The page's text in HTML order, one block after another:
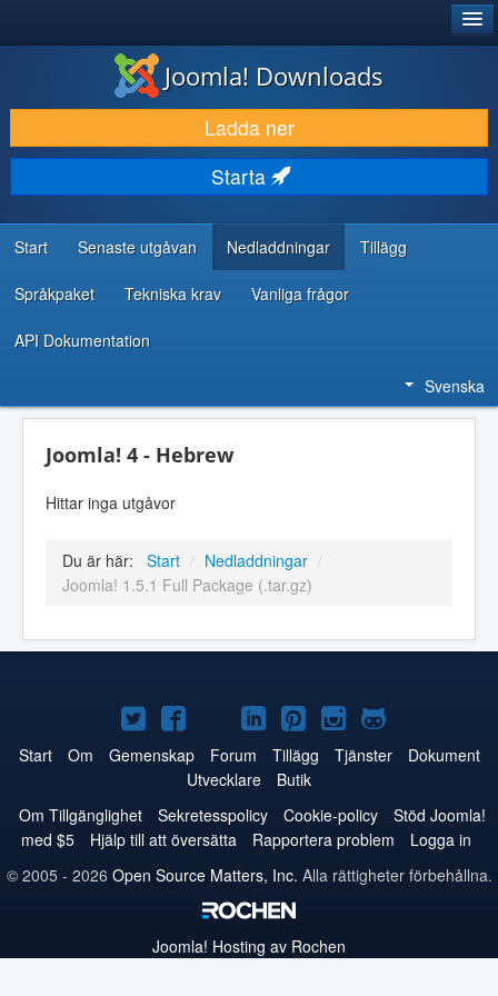
LADDA NER & UTÖKA
UPPTÄCK & LÄR
GEMENSKAP & SUPPORT
RESURSER FÖR UTVECKLARE
Joomla! Downloads
Ladda ner
Starta
Start Senaste utgåvan Nedladdningar Tillägg
Språkpaket Tekniska krav Vanliga frågor
API Dokumentation
Svenska
Joomla! 4 - Hebrew
Hittar inga utgåvor
Du är här: Start / Nedladdningar /
Joomla! 1.5.1 Full Package (.tar.gz)
Joomla!
på
Twitter
Joomla!
på
Facebook
Joomla!
på
YouTube
Joomla!
på
LinkedIn
Joomla!
på
Pinterest
Joomla!
på
Joomla!
på
Start Om Gemenskap Forum Tillägg Tjänster
Dokument
Utvecklare
Butik
Om Tillgänglighet
Sekretesspolicy Cookie-policy
Stöd Joomla!
med $5
Hjälp till att översätta Rapportera problem
Logga in
© 2005 - 2026 Open Source Matters, Inc. Alla rättigheter förbehållna.
Joomla! Hosting av Rochen